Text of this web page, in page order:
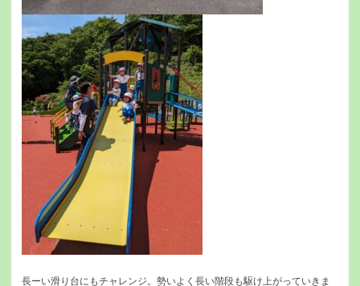
長ーい滑り台にもチャレンジ。勢いよく長い階段も駆け上がっていきま